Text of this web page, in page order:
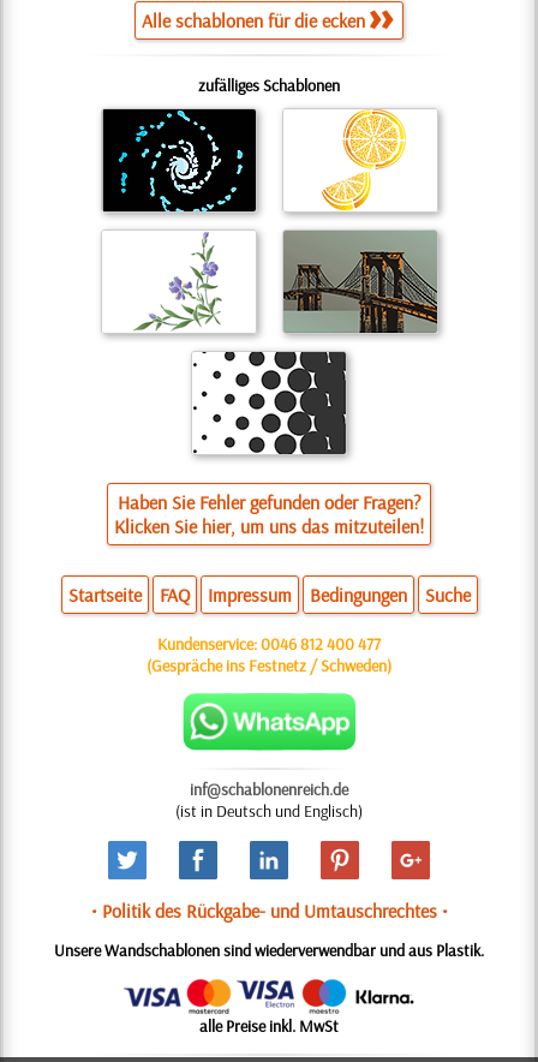
Alle schablonen für die ecken
zufälliges Schablonen
Haben Sie Fehler gefunden oder Fragen?
Klicken Sie hier, um uns das mitzuteilen!
Startseite FAQ Impressum Bedingungen Suche
Kundenservice:0046 812 400 477
(Gespräche ins Festnetz / Schweden)
inf@schablonenreich.de
(ist in Deutsch und Englisch)
• Politik des Rückgabe- und Umtauschrechtes •
Unsere Wandschablonen sind wiederverwendbar und aus Plastik.
alle Preise inkl. MwSt